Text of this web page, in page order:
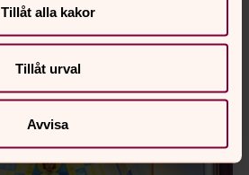
Tillåt alla kakor
Tillåt urval
Avvisa